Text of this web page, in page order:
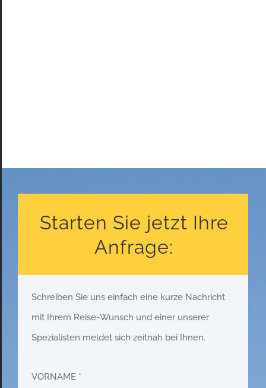
Starten Sie jetzt Ihre
Anfrage:
Schreiben Sie uns einfach eine kurze Nachricht
mit Ihrem Reise-Wunsch und einer unserer
Spezialisten meldet sich zeitnah bei Ihnen.
VORNAME *